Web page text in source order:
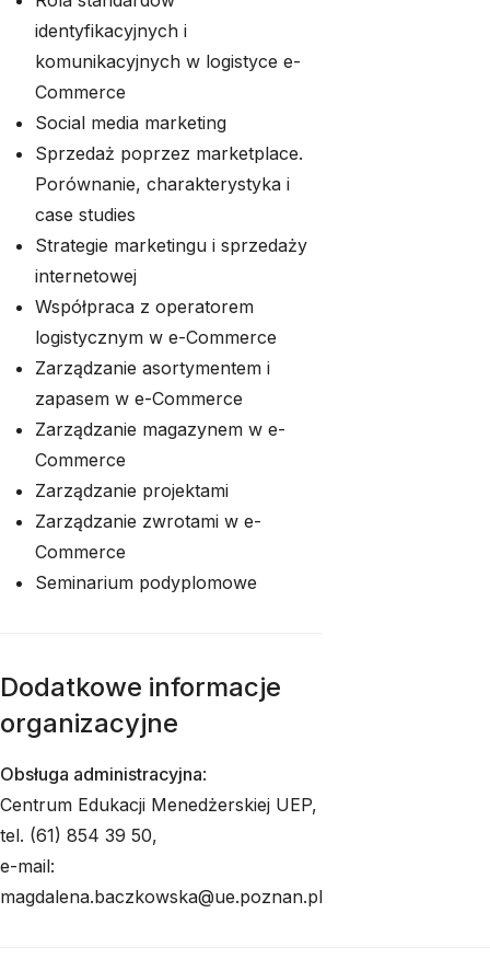
identyfikacyjnych i
komunikacyjnych w logistyce e-
Commerce
Social media marketing
Sprzedaż poprzez marketplace.
Porównanie, charakterystyka i
case studies
Strategie marketingu i sprzedaży
internetowej
Współpraca z operatorem
logistycznym w e-Commerce
Zarządzanie asortymentem i
zapasem w e-Commerce
Zarządzanie magazynem w e-
Commerce
Zarządzanie projektami
Zarządzanie zwrotami w e-
Commerce
Seminarium podyplomowe
Dodatkowe informacje
organizacyjne
Obsługa administracyjna:
Centrum Edukacji Menedżerskiej UEP,
tel. (61) 854 39 50,
e-mail:
magdalena.baczkowska@ue.poznan.pl